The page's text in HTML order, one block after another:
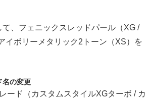
て、フェニックスレッドパール（XG /
イボリーメタリック2トーン（XS）を
名の変更
ード（カスタムスタイルXGターボ / カ